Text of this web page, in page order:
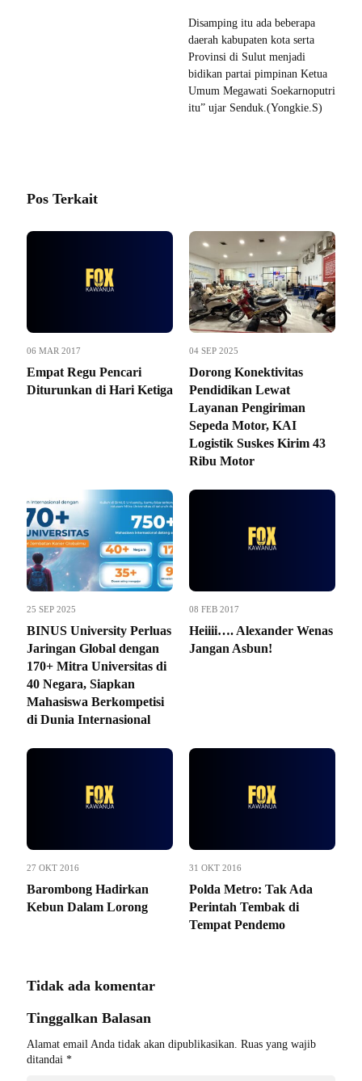
Disamping itu ada beberapa
daerah kabupaten kota serta
Provinsi di Sulut menjadi
bidikan partai pimpinan Ketua
Umum Megawati Soekarnoputri
itu” ujar Senduk.(Yongkie.S)
Pos Terkait
06 MAR 2017
Empat Regu Pencari
Diturunkan di Hari Ketiga
04 SEP 2025
Dorong Konektivitas
Pendidikan Lewat
Layanan Pengiriman
Sepeda Motor, KAI
Logistik Suskes Kirim 43
Ribu Motor
25 SEP 2025
BINUS University Perluas
Jaringan Global dengan
170+ Mitra Universitas di
40 Negara, Siapkan
Mahasiswa Berkompetisi
di Dunia Internasional
08 FEB 2017
Heiiii…. Alexander Wenas
Jangan Asbun!
27 OKT 2016
Barombong Hadirkan
Kebun Dalam Lorong
31 OKT 2016
Polda Metro: Tak Ada
Perintah Tembak di
Tempat Pendemo
Tidak ada komentar
Tinggalkan Balasan
Alamat email Anda tidak akan dipublikasikan. Ruas yang wajib
ditandai *